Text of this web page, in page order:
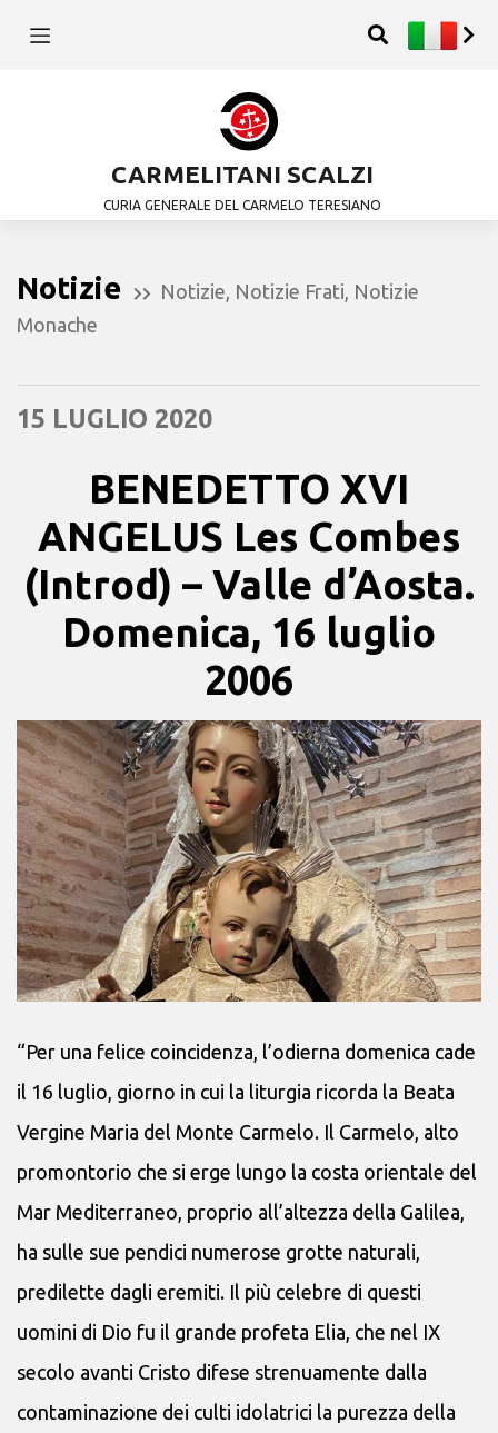
CARMELITANI SCALZI
CURIA GENERALE DEL CARMELO TERESIANO
Notizie Notizie Notizie Frati Notizie
Monache
15 LUGLIO 2020
BENEDETTO XVI
ANGELUS Les Combes
(Introd) – Valle d’Aosta.
Domenica, 16 luglio
2006
“Per una felice coincidenza, l’odierna domenica cade
il 16 luglio, giorno in cui la liturgia ricorda la Beata
Vergine Maria del Monte Carmelo. Il Carmelo, alto
promontorio che si erge lungo la costa orientale del
Mar Mediterraneo, proprio all’altezza della Galilea,
ha sulle sue pendici numerose grotte naturali,
predilette dagli eremiti. Il più celebre di questi
uomini di Dio fu il grande profeta Elia, che nel IX
secolo avanti Cristo difese strenuamente dalla
contaminazione dei culti idolatrici la purezza della